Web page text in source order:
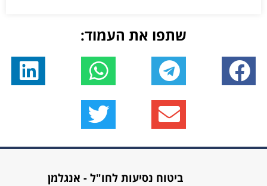
שתפו את העמוד:
ביטוח נסיעות לחו"ל - אנגלמן